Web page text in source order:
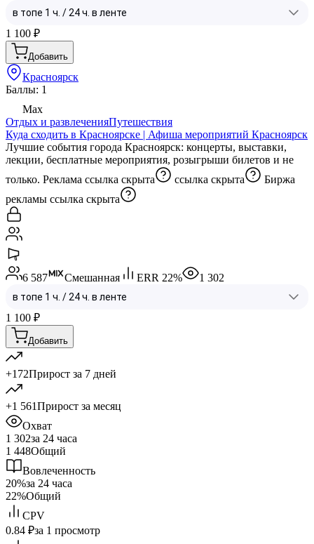
1 100 ₽
Добавить
Красноярск
Баллы: 1
Max
Отдых и развлеченияПутешествия
Куда сходить в Красноярске | Афиша мероприятий Красноярск
Лучшие события города Красноярск: концерты, выставки,
лекции, бесплатные мероприятия, розыгрыши билетов и не
только. Реклама ссылка скрыта ссылка скрыта
Биржа
рекламы ссылка скрыта
6 587 Смешанная ERR 22% 1 302
1 100 ₽
Добавить
+172Прирост за 7 дней
+1 561Прирост за месяц
Охват
1 302за 24 часа
1 448Общий
Вовлеченность
20%за 24 часа
22%Общий
CPV
0.84 ₽за 1 просмотр